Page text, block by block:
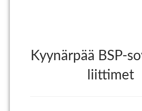
Kyynärpää BSP-
liittimet